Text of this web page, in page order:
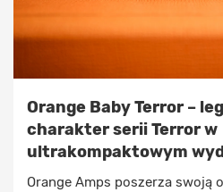
Orange Baby Terror –
charakter serii Terror w
ultrakompaktowym
Orange Amps poszerza swoją